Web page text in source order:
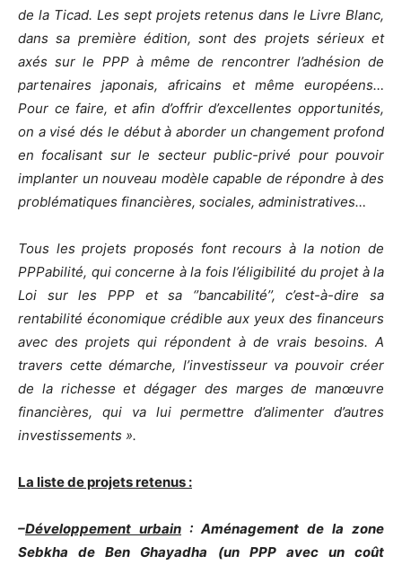
de la Ticad. Les sept projets retenus dans le Livre Blanc,
dans sa première édition, sont des projets sérieux et
axés sur le PPP à même de rencontrer l’adhésion de
partenaires japonais, africains et même européens…
Pour ce faire, et afin d’offrir d’excellentes opportunités,
on a visé dés le début à aborder un changement profond
en focalisant sur le secteur public-privé pour pouvoir
implanter un nouveau modèle capable de répondre à des
problématiques financières, sociales, administratives…
Tous les projets proposés font recours à la notion de
PPPabilité, qui concerne à la fois l’éligibilité du projet à la
Loi sur les PPP et sa ‘’bancabilité’’, c’est-à-dire sa
rentabilité économique crédible aux yeux des financeurs
avec des projets qui répondent à de vrais besoins. A
travers cette démarche, l’investisseur va pouvoir créer
de la richesse et dégager des marges de manœuvre
financières, qui va lui permettre d’alimenter d’autres
investissements ».
La liste de projets retenus :
–Développement urbain : Aménagement de la zone
Sebkha de Ben Ghayadha (un PPP avec un coût